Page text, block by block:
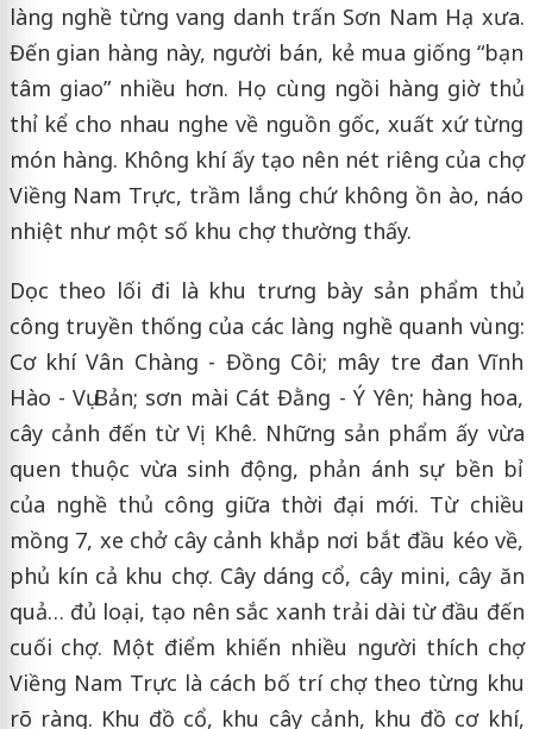
làng nghề từng vang danh trấn Sơn Nam Hạ xưa.
Đến gian hàng này, người bán, kẻ mua giống “bạn
tâm giao” nhiều hơn. Họ cùng ngồi hàng giờ thủ
thỉ kể cho nhau nghe về nguồn gốc, xuất xứ từng
món hàng. Không khí ấy tạo nên nét riêng của chợ
Viềng Nam Trực, trầm lắng chứ không ồn ào, náo
nhiệt như một số khu chợ thường thấy.
Dọc theo lối đi là khu trưng bày sản phẩm thủ
công truyền thống của các làng nghề quanh vùng:
Cơ khí Vân Chàng - Đồng Côi; mây tre đan Vĩnh
Hào - Vụ Bản; sơn mài Cát Đằng - Ý Yên; hàng hoa,
cây cảnh đến từ Vị Khê. Những sản phẩm ấy vừa
quen thuộc vừa sinh động, phản ánh sự bền bỉ
của nghề thủ công giữa thời đại mới. Từ chiều
mồng 7, xe chở cây cảnh khắp nơi bắt đầu kéo về,
phủ kín cả khu chợ. Cây dáng cổ, cây mini, cây ăn
quả… đủ loại, tạo nên sắc xanh trải dài từ đầu đến
cuối chợ. Một điểm khiến nhiều người thích chợ
Viềng Nam Trực là cách bố trí chợ theo từng khu
rõ ràng. Khu đồ cổ, khu cây cảnh, khu đồ cơ khí,